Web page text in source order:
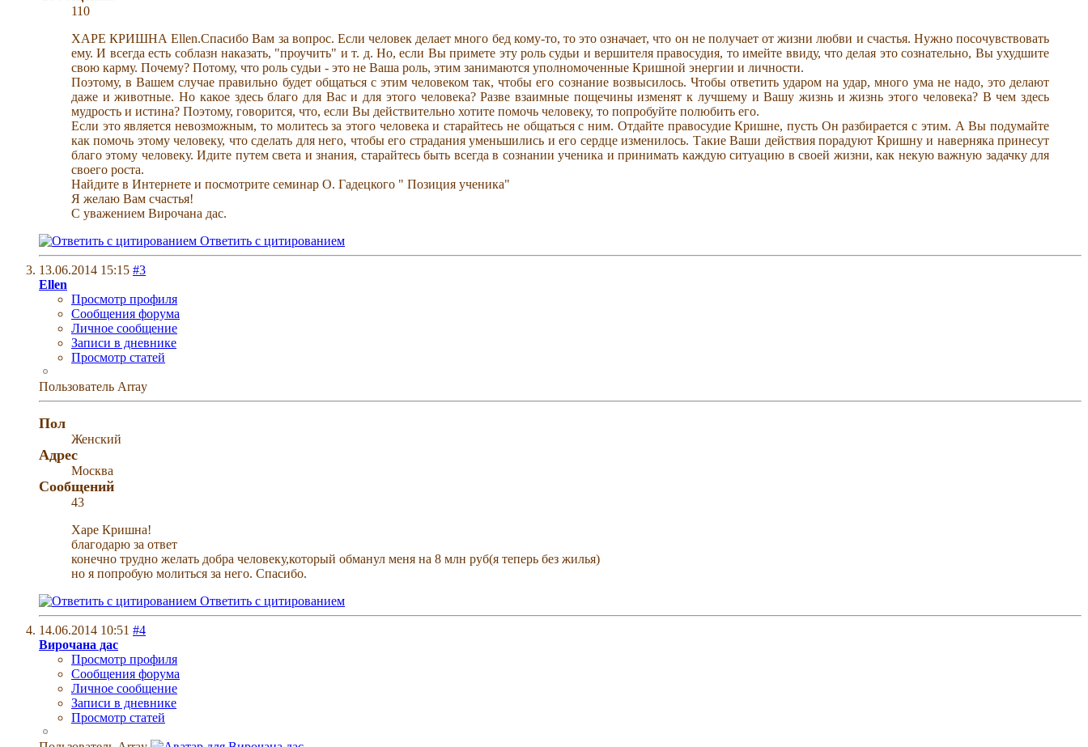
110
ХАРЕ КРИШНА Ellen.Спасибо Вам за вопрос. Если человек делает много бед кому-то, то это означает, что он не получает от жизни любви и счастья. Нужно посочувствовать
ему. И всегда есть соблазн наказать, "проучить" и т. д. Но, если Вы примете эту роль судьи и вершителя правосудия, то имейте ввиду, что делая это сознательно, Вы ухудшите
свою карму. Почему? Потому, что роль судьи - это не Ваша роль, этим занимаются уполномоченные Кришной энергии и личности.
Поэтому, в Вашем случае правильно будет общаться с этим человеком так, чтобы его сознание возвысилось. Чтобы ответить ударом на удар, много ума не надо, это делают
даже и животные. Но какое здесь благо для Вас и для этого человека? Разве взаимные пощечины изменят к лучшему и Вашу жизнь и жизнь этого человека? В чем здесь
мудрость и истина? Поэтому, говорится, что, если Вы действительно хотите помочь человеку, то попробуйте полюбить его.
Если это является невозможным, то молитесь за этого человека и старайтесь не общаться с ним. Отдайте правосудие Кришне, пусть Он разбирается с этим. А Вы подумайте
как помочь этому человеку, что сделать для него, чтобы его страдания уменьшились и его сердце изменилось. Такие Ваши действия порадуют Кришну и наверняка принесут
благо этому человеку. Идите путем света и знания, старайтесь быть всегда в сознании ученика и принимать каждую ситуацию в своей жизни, как некую важную задачку для
своего роста.
Найдите в Интернете и посмотрите семинар О. Гадецкого " Позиция ученика"
Я желаю Вам счастья!
С уважением Вирочана дас.
Ответить с цитированием
13.06.2014 15:15 #3
Ellen
Просмотр профиля
Сообщения форума
Личное сообщение
Записи в дневнике
Просмотр статей
Пользователь Array
Пол
Женский
Адрес
Москва
Сообщений
43
Харе Кришна!
благодарю за ответ
конечно трудно желать добра человеку,который обманул меня на 8 млн руб(я теперь без жилья)
но я попробую молиться за него. Спасибо.
Ответить с цитированием
14.06.2014 10:51 #4
Вирочана дас
Просмотр профиля
Сообщения форума
Личное сообщение
Записи в дневнике
Просмотр статей